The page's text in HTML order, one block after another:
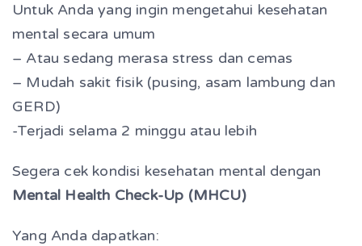
Untuk Anda yang ingin mengetahui kesehatan
mental secara umum
– Atau sedang merasa stress dan cemas
– Mudah sakit fisik (pusing, asam lambung dan
GERD)
-Terjadi selama 2 minggu atau lebih
Segera cek kondisi kesehatan mental dengan
Mental Health Check-Up (MHCU)
Yang Anda dapatkan: